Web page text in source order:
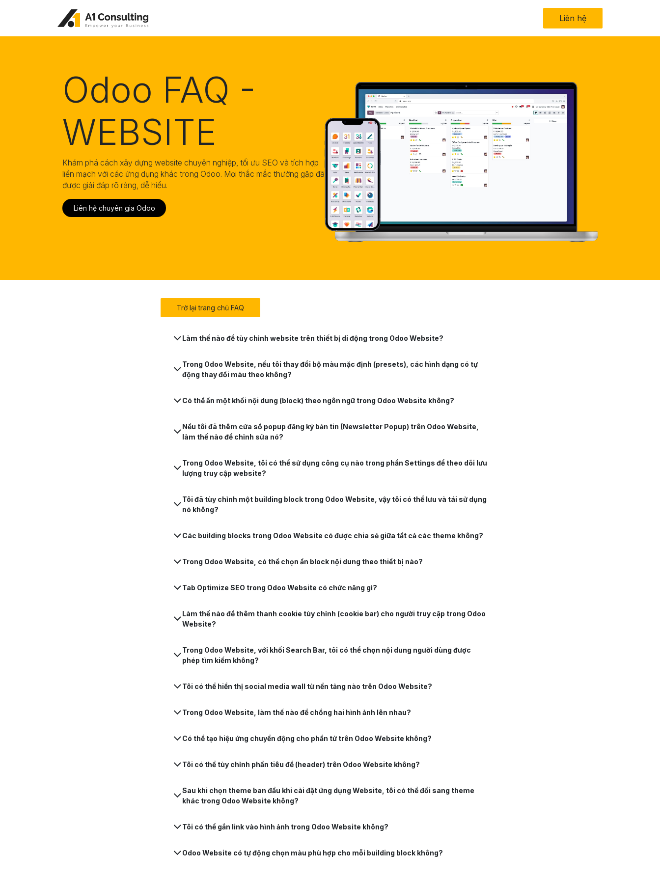
Liên hệ​
Odoo FAQ -
WEBSITE
Khám phá cách xây dựng website chuyên nghiệp, tối ưu SEO và tích hợp
liền mạch với các ứng dụng khác trong Odoo. Mọi thắc mắc thường gặp đã
được giải đáp rõ ràng, dễ hiểu.
Liên hệ​​​​ chuyên gia Odoo
Trở lại trang chủ FAQ
Làm thế nào để tùy chỉnh website trên thiết bị di động trong Odoo Website?
Trong Odoo Website, nếu tôi thay đổi bộ màu mặc định (presets), các hình dạng có tự
động thay đổi màu theo không?
Có thể ẩn một khối nội dung (block) theo ngôn ngữ trong Odoo Website không?
Nếu tôi đã thêm cửa sổ popup đăng ký bản tin (Newsletter Popup) trên Odoo Website,
làm thế nào để chỉnh sửa nó?
Trong Odoo Website, tôi có thể sử dụng công cụ nào trong phần Settings để theo dõi lưu
lượng truy cập website?
Tôi đã tùy chỉnh một building block trong Odoo Website, vậy tôi có thể lưu và tái sử dụng
nó không?
Các building blocks trong Odoo Website có được chia sẻ giữa tất cả các theme không?
Trong Odoo Website, có thể chọn ẩn block nội dung theo thiết bị nào?
Tab Optimize SEO trong Odoo Website có chức năng gì?
Làm thế nào để thêm thanh cookie tùy chỉnh (cookie bar) cho người truy cập trong Odoo
Website?
Trong Odoo Website, với khối Search Bar, tôi có thể chọn nội dung người dùng được
phép tìm kiếm không?
Tôi có thể hiển thị social media wall từ nền tảng nào trên Odoo Website?
Trong Odoo Website, làm thế nào để chồng hai hình ảnh lên nhau?
Có thể tạo hiệu ứng chuyển động cho phần tử trên Odoo Website không?
Tôi có thể tùy chỉnh phần tiêu đề (header) trên Odoo Website không?
Sau khi chọn theme ban đầu khi cài đặt ứng dụng Website, tôi có thể đổi sang theme
khác trong Odoo Website không?
Tôi có thể gắn link vào hình ảnh trong Odoo Website không?
Odoo Website có tự động chọn màu phù hợp cho mỗi building block không?